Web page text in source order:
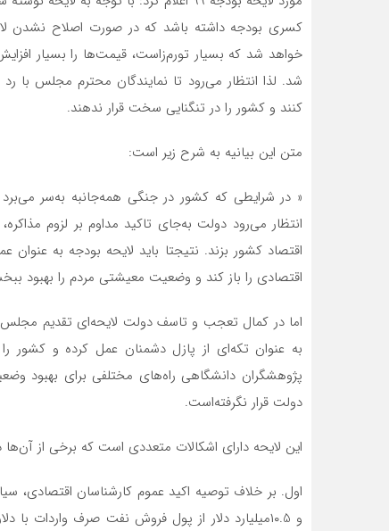
کسری بودجه داشته باشد که در صورت اصلاح نشدن
خواهد شد که بسیار تورم‌زاست، قیمت‌ها را بسیار
شد. لذا انتظار می‌رود تا نمایندگان محترم مجلس با رد
کنند و کشور را در تنگنایی سخت قرار ندهند.
متن این بیانیه به شرح زیر است:
« در شرایطی که کشور در جنگی همه‌جانبه به‌سر
انتظار می‌رود دولت به‌جای تاکید مداوم بر لزوم
اقتصاد کشور بزند. نتیجتا باید لایحه بودجه به
اقتصادی را باز کند و وضعیت معیشتی مردم را بهبود
اما در کمال تعجب و تاسف دولت لایحه‌ای تقدیم
به عنوان تکه‌ای از پازل دشمنان عمل کرده و
پژوهشگران دانشگاهی راه‌های مختلفی برای بهبود
دولت قرار نگرفته‌است.
این لایحه دارای اشکالات متعددی است که برخی از آن‌ها